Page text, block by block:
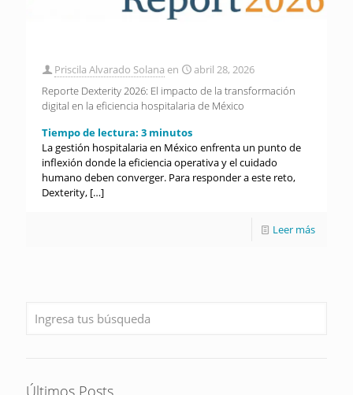
Priscila Alvarado Solana en
abril 28, 2026
Reporte Dexterity 2026: El impacto de la transformación
digital en la eficiencia hospitalaria de México
Tiempo de lectura: 3 minutos
La gestión hospitalaria en México enfrenta un punto de
inflexión donde la eficiencia operativa y el cuidado
humano deben converger. Para responder a este reto,
Dexterity, […]
Leer más
Últimos Posts